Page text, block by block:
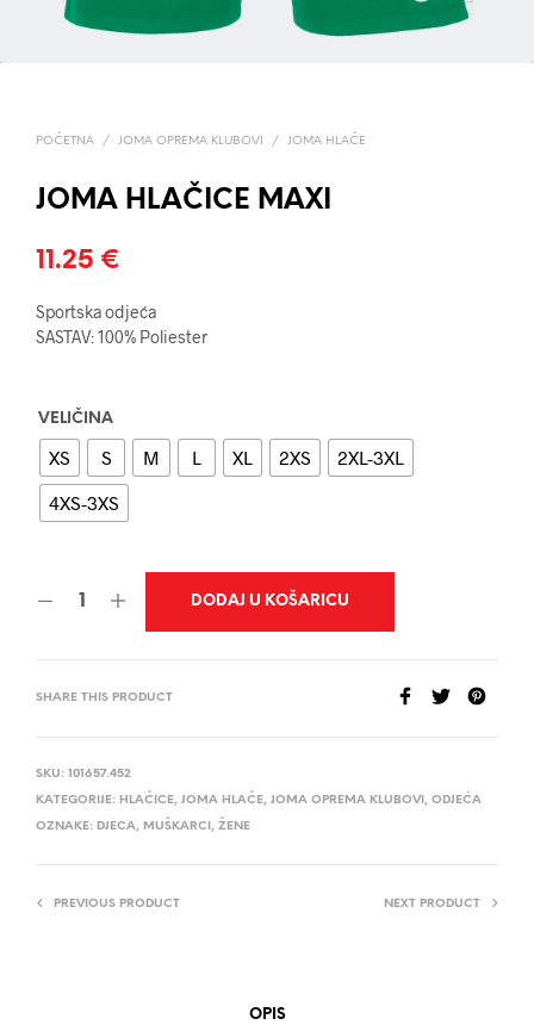
POČETNA / JOMA OPREMA KLUBOVI / JOMA HLAČE
JOMA HLAČICE MAXI
11.25 €
Sportska odjeća
SASTAV: 100% Poliester
VELIČINA
XS S M L XL 2XS
2XL-3XL
4XS-3XS
DODAJ U KOŠARICU
SHARE THIS PRODUCT
SKU: 101657.452
KATEGORIJE: HLAČICE, JOMA HLAČE, JOMA OPREMA KLUBOVI , ODJEĆA
OZNAKE: DJECA, MUŠKARCI , ŽENE
PREVIOUS PRODUCT NEXT PRODUCT
OPIS